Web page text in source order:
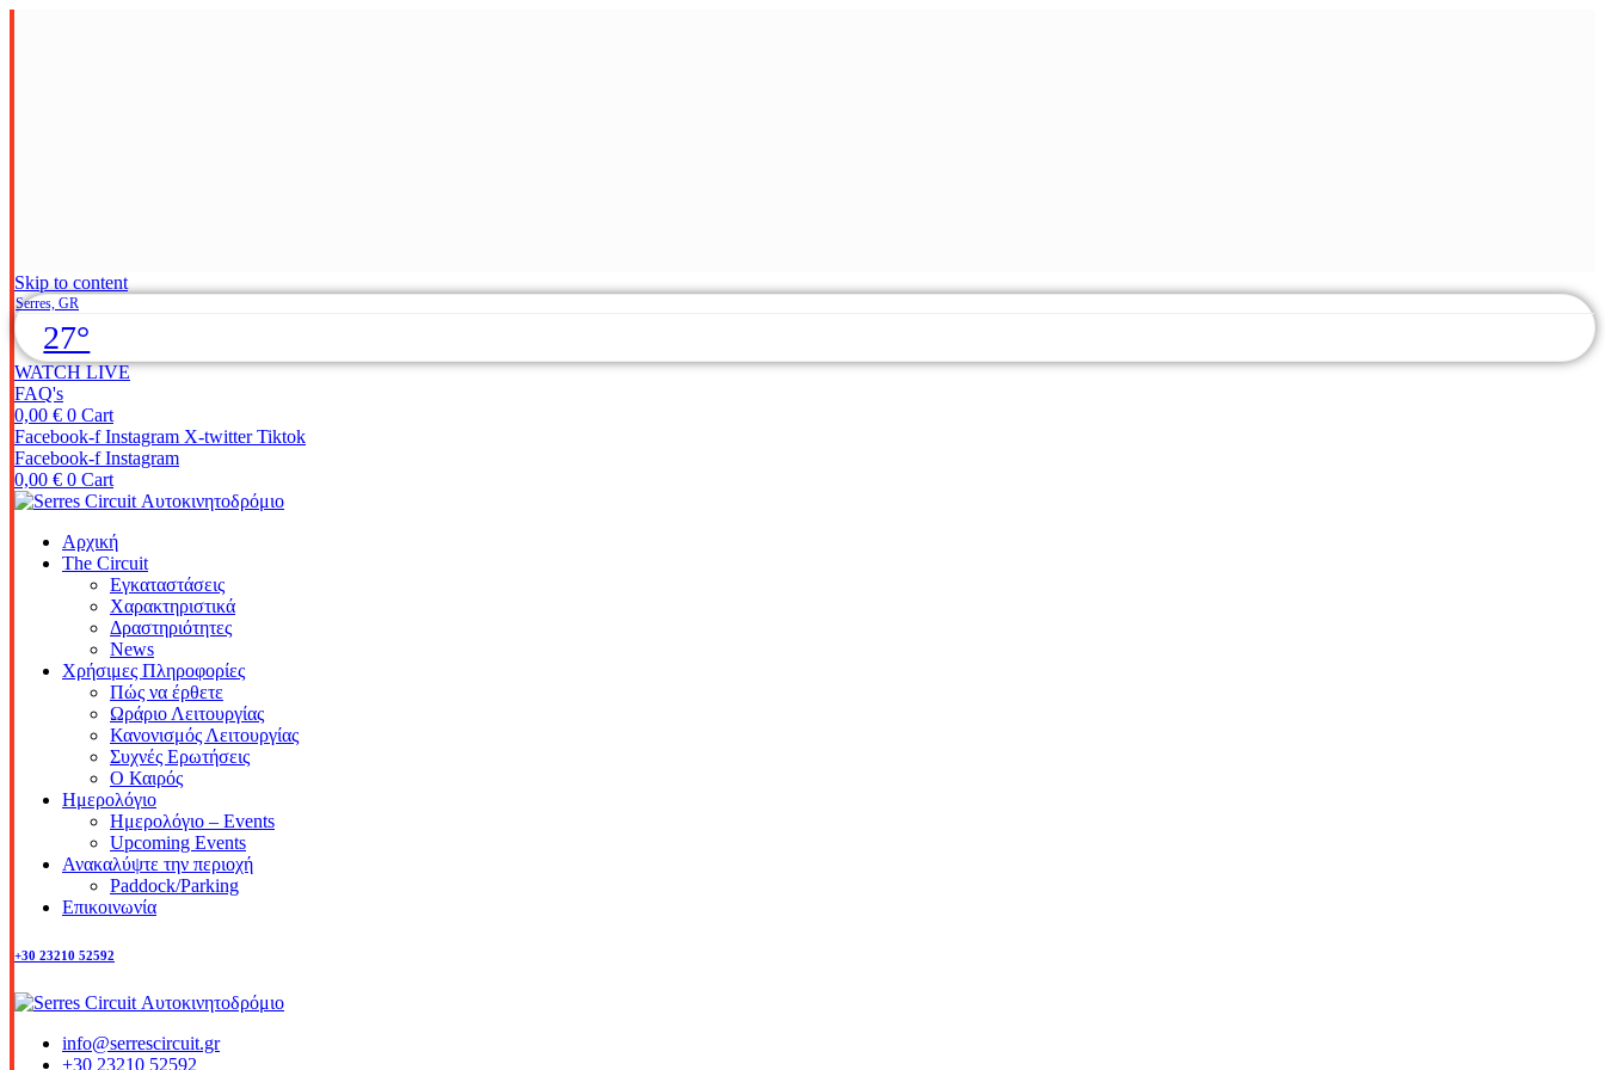
Skip to content
Serres, GR
27°
WATCH LIVE
FAQ's
0,00 € 0 Cart
Facebook-f Instagram X-twitter Tiktok
Facebook-f Instagram
0,00 € 0 Cart
Αρχική
The Circuit
Εγκαταστάσεις
Χαρακτηριστικά
Δραστηριότητες
News
Χρήσιμες Πληροφορίες
Πώς να έρθετε
Ωράριο Λειτουργίας
Κανονισμός Λειτουργίας
Συχνές Ερωτήσεις
Ο Καιρός
Ημερολόγιο
Ημερολόγιο – Events
Upcoming Events
Ανακαλύψτε την περιοχή
Paddock/Parking
Επικοινωνία
+30 23210 52592
info@serrescircuit.gr
+30 23210 52592